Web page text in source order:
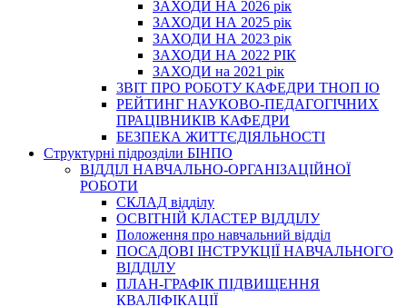
ЗАХОДИ НА 2026 рік
ЗАХОДИ НА 2025 рік
ЗАХОДИ НА 2023 рік
ЗАХОДИ НА 2022 РІК
ЗАХОДИ на 2021 рік
3BIT ПРО РОБОТУ КАФЕДРИ ТНОП ІО
РЕЙТИНГ НАУКОВО-ПЕДАГОГІЧНИХ
ПРАЦІВНИКІВ КАФЕДРИ
БЕЗПЕКА ЖИТТЄДІЯЛЬНОСТІ
Структурні підрозділи БІНПО
ВІДДІЛ НАВЧАЛЬНО-ОРГАНІЗАЦІЙНОЇ
РОБОТИ
СКЛАД відділу
ОСВІТНІЙ КЛАСТЕР ВІДДІЛУ
Положення про навчальний вiддiл
ПОСАДОВІ ІНСТРУКЦІЇ НАВЧАЛЬНОГО
ВІДДІЛУ
ПЛАН-ГРАФІК ПІДВИЩЕННЯ
КВАЛІФІКАЦІЇ